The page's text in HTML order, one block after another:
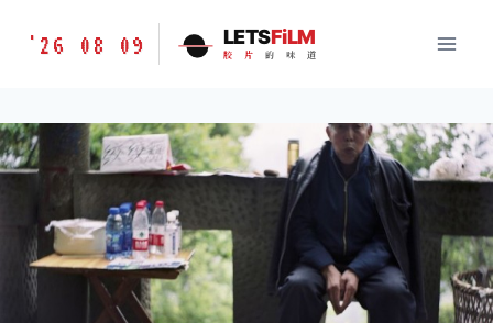
胶
味
道
LETSFILM
'26 08 09 LETSFiLM
胶 片 的 味 道